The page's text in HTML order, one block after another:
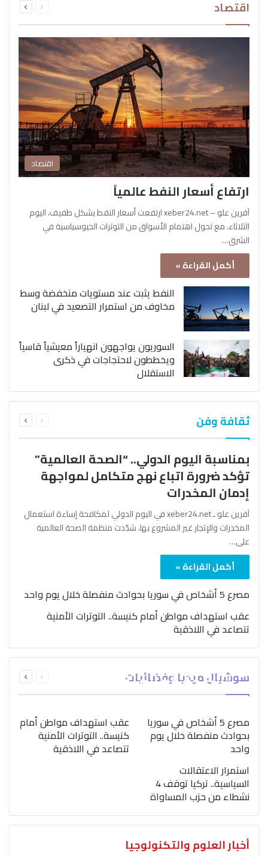
اقتصاد الصفحةالصفحة
اقتصاد
ارتفاع أسعار النفط عالمياً
آفرين علو – xeber24.net ارتفعت أسعار النفط بشكل طفيف، اليوم
الثلاثاء، مع تحول اهتمام الأسواق من التوترات الجيوسياسية في
الشرق…
أكمل القراءة »
النفط يثبت عند مستويات منخفضة وسط
مخاوف من استمرار التصعيد في لبنان
السوريون يواجهون انهياراً معيشياً قاسياً
ويخططون لاحتجاجات في ذكرى
الاستقلال
ثقافة وفن الصفحةالصفحة
بمناسبة اليوم الدولي.. “الصحة العالمية”
تؤكد ضرورة اتباع نهج متكامل لمواجهة
إدمان المخدرات
آفرين علو ـ xeber24.net في اليوم الدولي لمكافحة إساءة استعمال
المخدرات والإتجار غير المشروع بها، شدّدت منظمة الصحة العالمية
على…
أكمل القراءة »
مصرع 5 أشخاص في سوريا بحوادث منفصلة خلال يوم واحد
عقب استهداف مواطن أمام كنيسة.. التوترات الأمنية
تتصاعد في اللاذقية
سوشيال ميديا وفضائيات الصفحةالصفحة
بمناسبة اليوم الدولي..
“الصحة العالمية” تؤكد
ضرورة اتباع نهج متكامل
لمواجهة إدمان المخدرات
مصرع 5 أشخاص في سوريا
بحوادث منفصلة خلال يوم
واحد
عقب استهداف مواطن أمام
كنيسة.. التوترات الأمنية
تتصاعد في اللاذقية
استمرار الاعتقالات
السياسية.. تركيا توقف 4
نشطاء من حزب المساواة
أخبار العلوم والتكنولوجيا